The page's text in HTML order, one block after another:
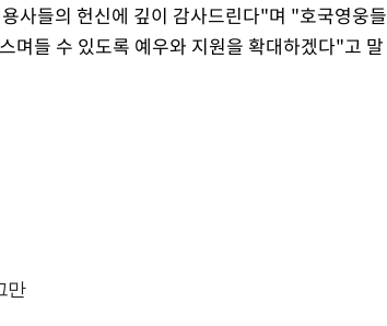
사들의 헌신에 깊이 감사드린다"며 "호국영웅들
며들 수 있도록 예우와 지원을 확대하겠다"고 말